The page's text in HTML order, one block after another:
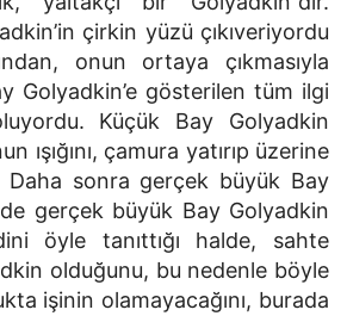
çirkin yüzü çıkıveriyordu
onun ortaya çıkmasıyla
Golyadkin’e gösterilen tüm ilgi
Küçük Bay Golyadkin
ışığını, çamura yatırıp üzerine
Daha sonra gerçek büyük Bay
gerçek büyük Bay Golyadkin
öyle tanıttığı halde, sahte
olduğunu, bu nedenle böyle
işinin olamayacağını, burada